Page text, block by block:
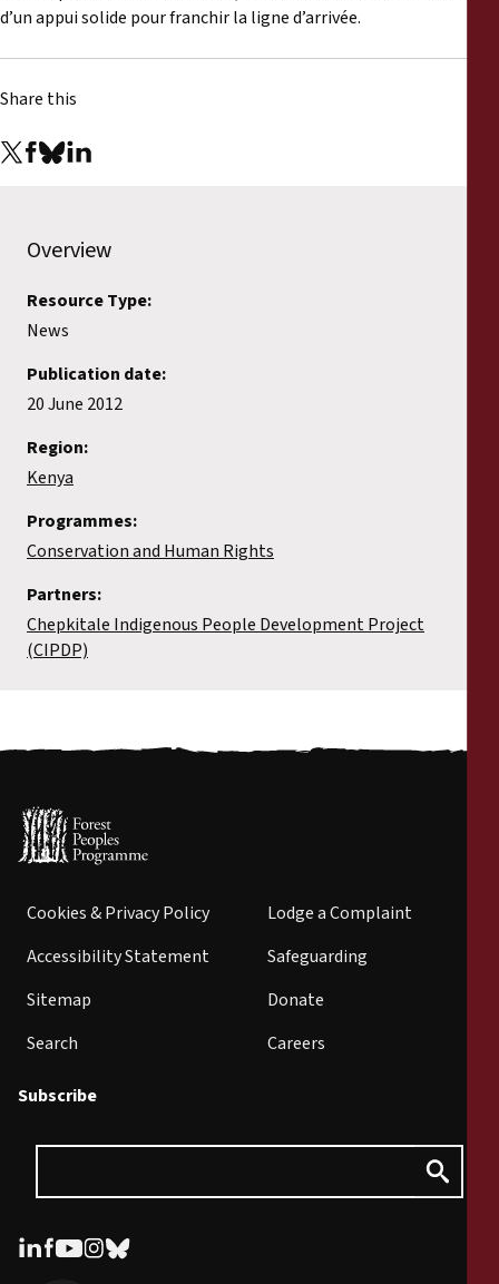
d’un appui solide pour franchir la ligne d’arrivée.
Share this
Overview
Resource Type:
News
Publication date:
20 June 2012
Region:
Kenya
Programmes:
Conservation and Human Rights
Partners:
Chepkitale Indigenous People Development Project
(CIPDP)
Cookies & Privacy Policy
Accessibility Statement
Sitemap
Search
Lodge a Complaint
Safeguarding
Donate
Careers
Subscribe